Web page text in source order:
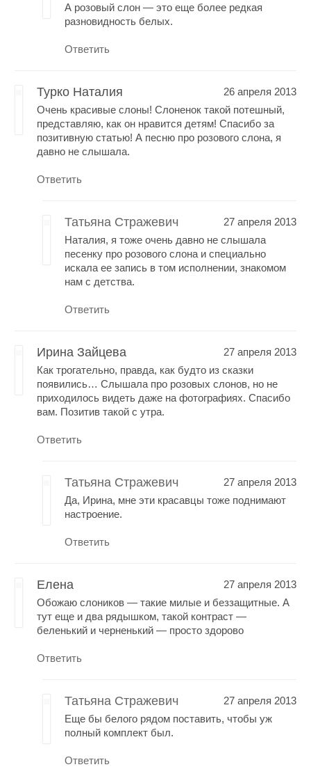
А розовый слон — это еще более редкая
разновидность белых.
Ответить
Турко Наталия
26 апреля 2013
Очень красивые слоны! Слоненок такой потешный,
представляю, как он нравится детям! Спасибо за
позитивную статью! А песню про розового слона, я
давно не слышала.
Ответить
Татьяна Стражевич
27 апреля 2013
Наталия, я тоже очень давно не слышала
песенку про розового слона и специально
искала ее запись в том исполнении, знакомом
нам с детства.
Ответить
Ирина Зайцева
27 апреля 2013
Как трогательно, правда, как будто из сказки
появились… Слышала про розовых слонов, но не
приходилось видеть даже на фотографиях. Спасибо
вам. Позитив такой с утра.
Ответить
Татьяна Стражевич
27 апреля 2013
Да, Ирина, мне эти красавцы тоже поднимают
настроение.
Ответить
Елена
27 апреля 2013
Обожаю слоников — такие милые и беззащитные. А
тут еще и два рядышком, такой контраст —
беленький и черненький — просто здорово
Ответить
Татьяна Стражевич
27 апреля 2013
Еще бы белого рядом поставить, чтобы уж
полный комплект был.
Ответить